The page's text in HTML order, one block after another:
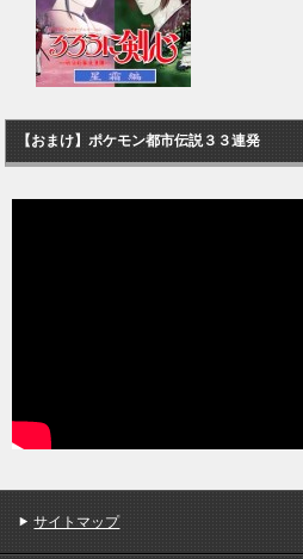
【おまけ】ポケモン都市伝説３３連発
サイトマップ